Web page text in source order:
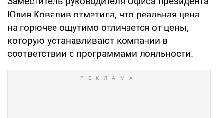
Юлия Ковалив отметила, что реальная цена
на горючее ощутимо отличается от цены,
которую устанавливают компании в
соответствии с программами лояльности.